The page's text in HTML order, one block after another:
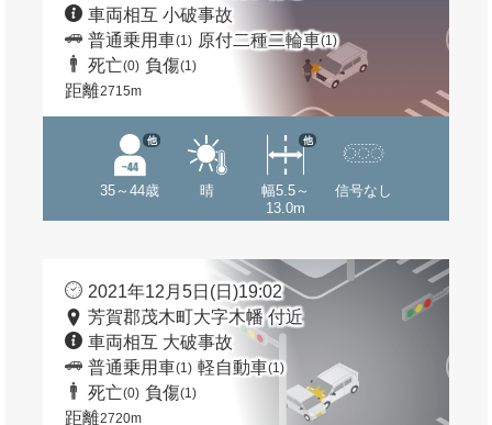
車両相互 小破事故
普通乗用車(1) 原付二種二輪車(1)
死亡(0) 負傷(1)
距離2715m
35～44歳
他
晴
幅5.5～
13.0m
他
信号なし
2021年12月5日(日)19:02
芳賀郡茂木町大字木幡 付近
車両相互 大破事故
普通乗用車(1) 軽自動車(1)
死亡(0) 負傷(1)
距離2720m